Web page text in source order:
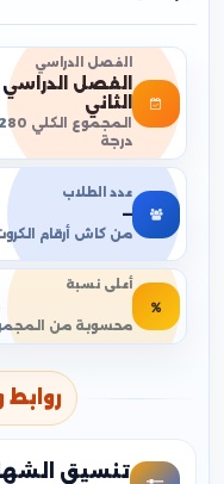
الفصل الدراسي
الفصل الدراسي
الثاني
المجموع الكلي 280
درجة
عدد الطلاب
—
من كاش أرقام
أعلى نسبة
محسوبة من
تنسيق